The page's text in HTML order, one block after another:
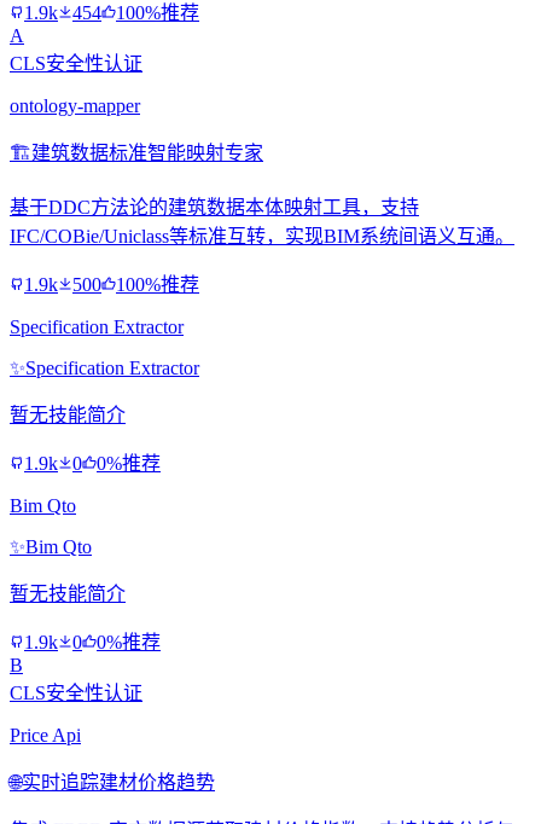
1.9k 454
100%推荐
A
CLS安全性认证
ontology-mapper
🏗️建筑数据标准智能映射专家
基于DDC方法论的建筑数据本体映射工具，支持
IFC/COBie/Uniclass等标准互转，实现BIM系统间语义互通。
1.9k 500 100%推荐
Specification Extractor
✨Specification Extractor
暂无技能简介
1.9k 0 0%推荐
Bim Qto
✨Bim Qto
暂无技能简介
1.9k 0
0%推荐
B
CLS安全性认证
Price Api
🌐实时追踪建材价格趋势